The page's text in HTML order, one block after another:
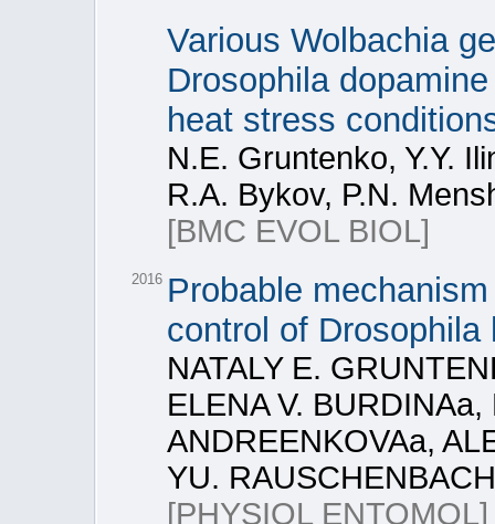
Various Wolbachia
Drosophila
heat stress
N.Е. Gruntenko, Y.Y.
R.A. Bykov, P.N.
[BMC EVOL BIOL]
2016 Probable
control of
NATALY E.
ELENA V. BURDINAa,
ANDREENKOVAa,
YU.
[PHYSIOL ENTOMOL]